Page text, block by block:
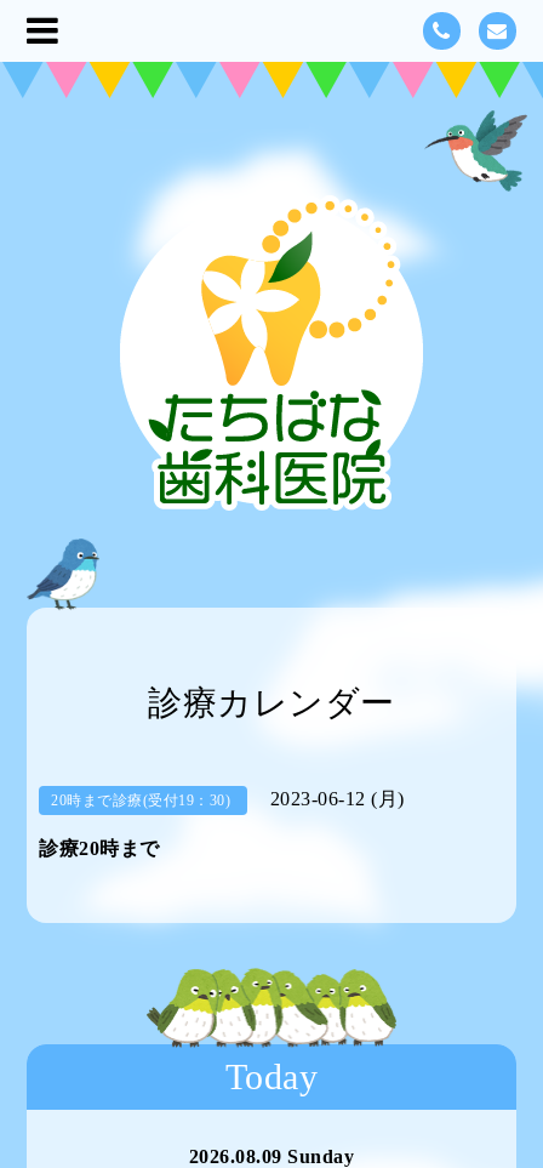
診療カレンダー
20時まで診療(受付19：30) 2023-06-12 (月)
診療20時まで
Today
2026.08.09 Sunday